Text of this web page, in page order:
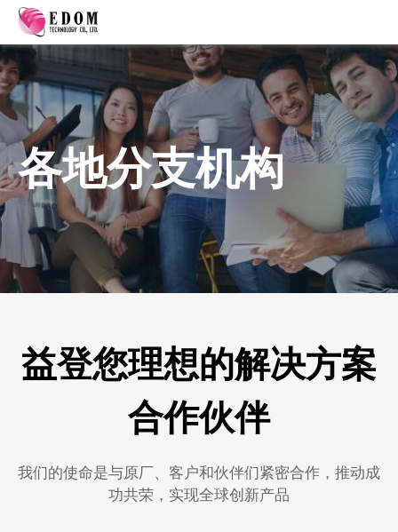
各地分支机构
益登您理想的解决方案
合作伙伴
我们的使命是与原厂、客户和伙伴们紧密合作，推动成
功共荣，实现全球创新产品